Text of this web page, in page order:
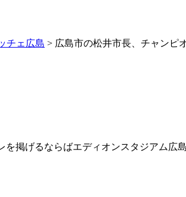
チェ広島 > 広島市の松井市長、チャンピ
掲げるならばエディオンスタジアム広